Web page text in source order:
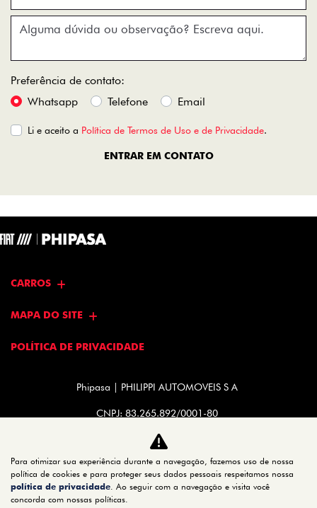
Preferência de contato:
Whatsapp
Telefone Email
Li e aceito a Política de Termos de Uso e de Privacidade.
ENTRAR EM CONTATO
CARROS
MAPA DO SITE
POLÍTICA DE PRIVACIDADE
Phipasa | PHILIPPI AUTOMOVEIS S A
CNPJ: 83.265.892/0001-80
No trânsito, enxergar o outro salva
vidas.
Para otimizar sua experiência durante a navegação, fazemos uso de nossa
política de cookies e para proteger seus dados pessoais respeitamos nossa
política de privacidade. Ao seguir com a navegação e visita você
concorda com nossas políticas.